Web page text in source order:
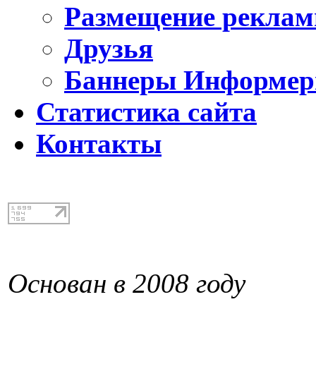
Размещение
Друзья
Баннеры
Статистика сайта
Контакты
Основан в 2008 году